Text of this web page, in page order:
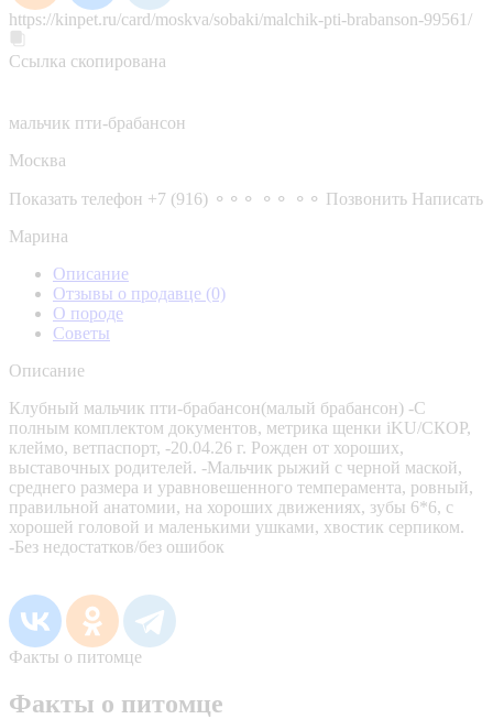
https://kinpet.ru/card/moskva/sobaki/malchik-pti-brabanson-99561/
Ссылка скопирована
мальчик пти-брабансон
Москва
Показать телефон +7 (916) ⚬⚬⚬ ⚬⚬ ⚬⚬ Позвонить Написать
Марина
Описание
Отзывы о продавце (0)
О породе
Советы
Описание
Клубный мальчик пти-брабансон(малый брабансон) -С
полным комплектом документов, метрика щенки iKU/CКОР,
клеймо, ветпаспорт, -20.04.26 г. Рожден от хороших,
выставочных родителей. -Мальчик рыжий с черной маской,
среднего размера и уравновешенного темперамента, ровный,
правильной анатомии, на хороших движениях, зубы 6*6, с
хорошей головой и маленькими ушками, хвостик серпиком.
-Без недостатков/без ошибок
Факты о питомце
Факты о питомце